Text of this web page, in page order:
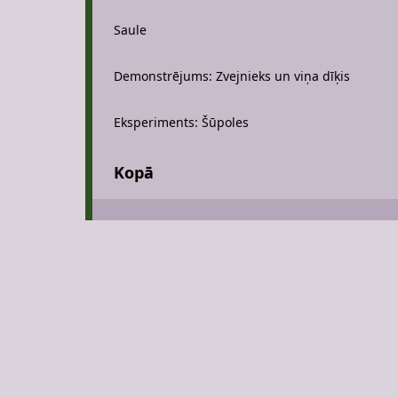
Saule
Demonstrējums: Zvejnieks un viņa dīķis
Eksperiments: Šūpoles
Kopā